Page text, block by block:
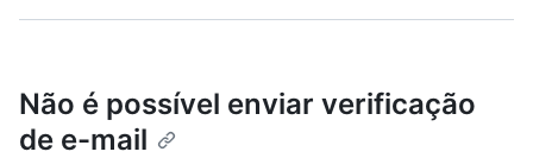
Não é possível enviar verificação
de e-mail